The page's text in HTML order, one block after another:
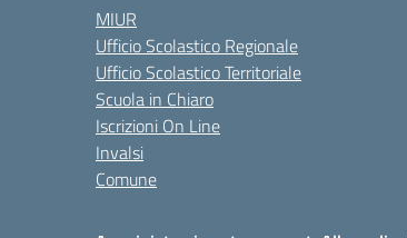
MIUR
Ufficio Scolastico Regionale
Ufficio Scolastico Territoriale
Scuola in Chiaro
Iscrizioni On Line
Invalsi
Comune